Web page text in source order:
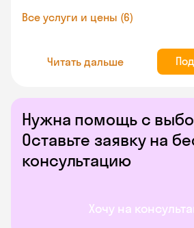
Нужна помощь с
Оставьте заявку на
консультацию
Хочу на
Все услуги и цены (6)
Читать дальше